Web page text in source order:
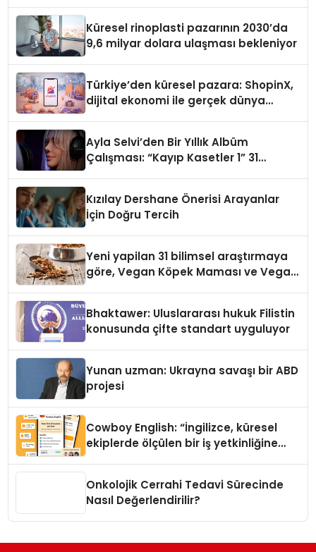
Küresel rinoplasti pazarının 2030’da
9,6 milyar dolara ulaşması bekleniyor
Türkiye’den küresel pazara: ShopinX,
dijital ekonomi ile gerçek dünya
Ayla Selvi’den Bir Yıllık Albüm
Çalışması: “Kayıp Kasetler 1” 31
Kızılay Dershane Önerisi Arayanlar
İçin Doğru Tercih
Yeni yapilan 31 bilimsel araştırmaya
göre, Vegan Köpek Maması ve Vegan
Bhaktawer: Uluslararası hukuk Filistin
konusunda çifte standart uyguluyor
Yunan uzman: Ukrayna savaşı bir ABD
projesi
Cowboy English: “İngilizce, küresel
ekiplerde ölçülen bir iş yetkinliğine
Onkolojik Cerrahi Tedavi Sürecinde
Nasıl Değerlendirilir?